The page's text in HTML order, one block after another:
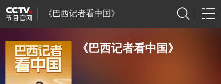
《巴西记者看中国》
《巴西记者看中国》